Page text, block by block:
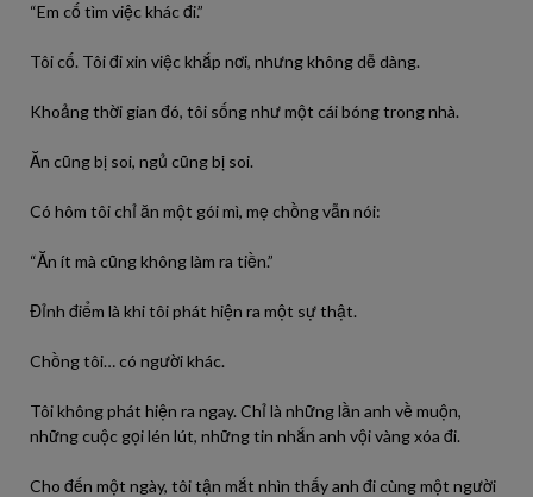
“Em cố tìm việc khác đi.”
Tôi cố. Tôi đi xin việc khắp nơi, nhưng không dễ dàng.
Khoảng thời gian đó, tôi sống như một cái bóng trong nhà.
Ăn cũng bị soi, ngủ cũng bị soi.
Có hôm tôi chỉ ăn một gói mì, mẹ chồng vẫn nói:
“Ăn ít mà cũng không làm ra tiền.”
Đỉnh điểm là khi tôi phát hiện ra một sự thật.
Chồng tôi… có người khác.
Tôi không phát hiện ra ngay. Chỉ là những lần anh về muộn,
những cuộc gọi lén lút, những tin nhắn anh vội vàng xóa đi.
Cho đến một ngày, tôi tận mắt nhìn thấy anh đi cùng một người